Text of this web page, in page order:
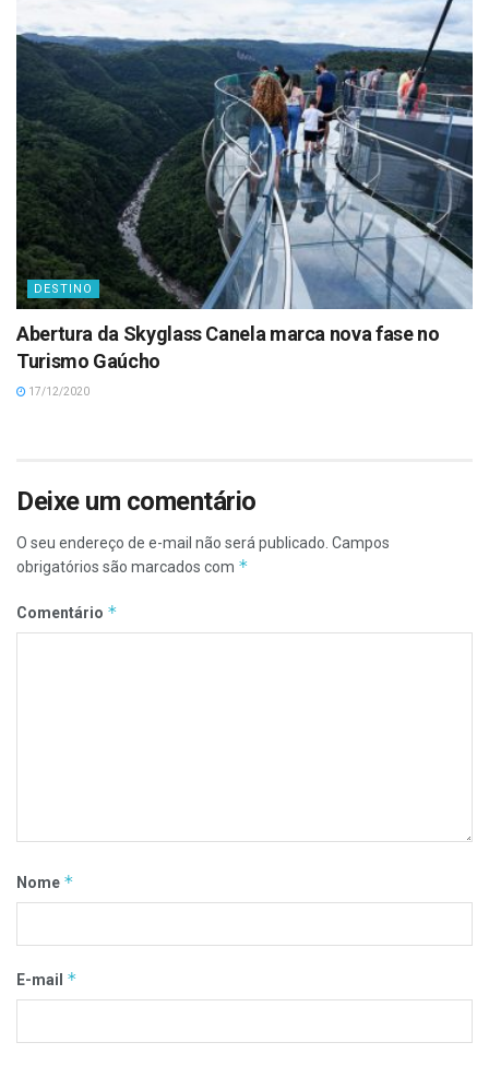
DESTINO
Abertura da Skyglass Canela marca nova fase no
Turismo Gaúcho
17/12/2020
Deixe um comentário
O seu endereço de e-mail não será publicado. Campos
obrigatórios são marcados com *
Comentário *
Nome *
E-mail *